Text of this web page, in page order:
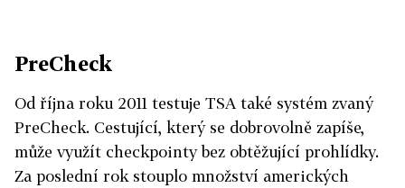
PreCheck
Od října roku 2011 testuje TSA také systém zvaný
PreCheck. Cestující, který se dobrovolně zapíše,
může využít checkpointy bez obtěžující prohlídky.
Za poslední rok stouplo množství amerických